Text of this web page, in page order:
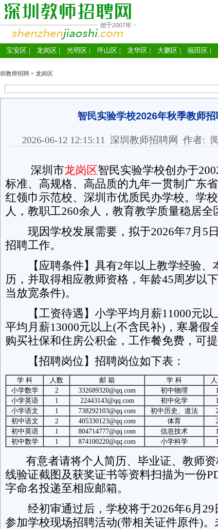
宝安区 龙岗区 光明区 坪山区 龙华区 大鹏区 福田区
圳教师招聘 > 龙岗区
智民实验学校2026年秋季教师招
2026-06-12 12:15:11 深圳教师招聘网 作者:
深圳市龙岗区智民实验学校创办于
标准、高规格、高品质的九年一贯制广东
红领巾示范校、深圳市优质民办学校。学
人，教职工260余人，教育教学质量稳居全
现因学校发展需要，拟于2026年7月5
招聘工作。
【应聘条件】具有2年以上教学经验、
历，并取得相应教师资格，年龄45周岁以
当放宽条件)。
【工资待遇】小学平均月薪11000元以
平均月薪13000元以上(不含民补)，寒暑假
购买社保和住房公积金，工作餐免费，可
【招聘岗位】招聘岗位如下表：
学 科 人数 邮 箱 学 科
小学数学
2 332689320@qq.com 初中物理
小学英语
1 22443143@qq.com 初中化学
小学语文
1 738292103@qq.com 初中历史、道法
初中语文
2 405330123@qq.com 体育
初中英语
1 804714777@qq.com 信息技术
初中数学
1 874100220@qq.com 小学科学
有意者请将个人简历、毕业证、教师资
线验证截图及获奖证书等资料扫描为一份
字命名投递至相应邮箱。
经初审通过后，学校将于2026年6月29
参加学校现场招聘活动(带相关证件原件)